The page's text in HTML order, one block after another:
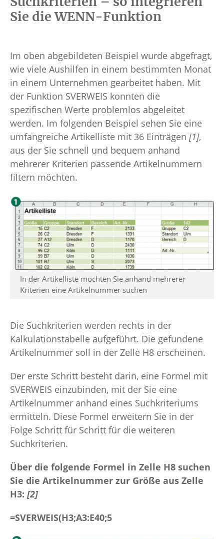
Sie die WENN-Funktion
Im oben abgebildeten Beispiel wurde abgefragt,
wie viele Aushilfen in einem bestimmten Monat
in einem Unternehmen gearbeitet haben. Mit
der Funktion SVERWEIS konnten die
spezifischen Werte problemlos abgeleitet
werden. Im folgenden Beispiel sehen Sie eine
umfangreiche Artikelliste mit 36 Einträgen [1],
aus der Sie schnell und bequem anhand
mehrerer Kriterien passende Artikelnummern
filtern möchten.
In der Artikelliste möchten Sie anhand mehrerer
Kriterien eine Artikelnummer suchen
Die Suchkriterien werden rechts in der
Kalkulationstabelle aufgeführt. Die gefundene
Artikelnummer soll in der Zelle H8 erscheinen.
Der erste Schritt besteht darin, eine Formel mit
SVERWEIS einzubinden, mit der Sie eine
Artikelnummer anhand eines Suchkriteriums
ermitteln. Diese Formel erweitern Sie in der
Folge Schritt für Schritt für die weiteren
Suchkriterien.
Über die folgende Formel in Zelle H8 suchen
Sie die Artikelnummer zur Größe aus Zelle
H3: [2]
=SVERWEIS(H3;A3:E40;5